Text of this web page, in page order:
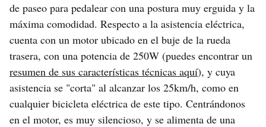
de paseo para pedalear con una postura muy erguida y la
máxima comodidad. Respecto a la asistencia eléctrica,
cuenta con un motor ubicado en el buje de la rueda
trasera, con una potencia de 250W (puedes encontrar un
resumen de sus características técnicas aquí), y cuya
asistencia se "corta" al alcanzar los 25km/h, como en
cualquier bicicleta eléctrica de este tipo. Centrándonos
en el motor, es muy silencioso, y se alimenta de una